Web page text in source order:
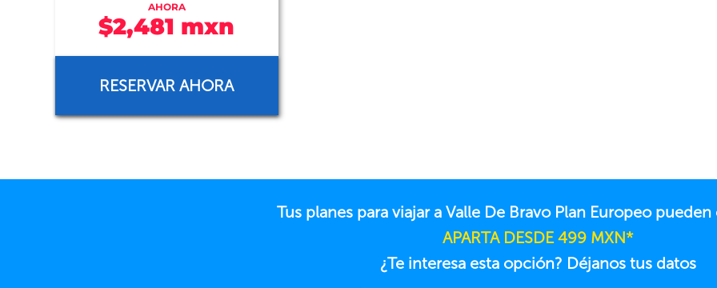
AHORA
$2,481 mxn
RESERVAR AHORA
Tus planes para viajar a Valle De Bravo Plan Europeo
APARTA DESDE 499 MXN*
¿Te interesa esta opción? Déjanos tus datos